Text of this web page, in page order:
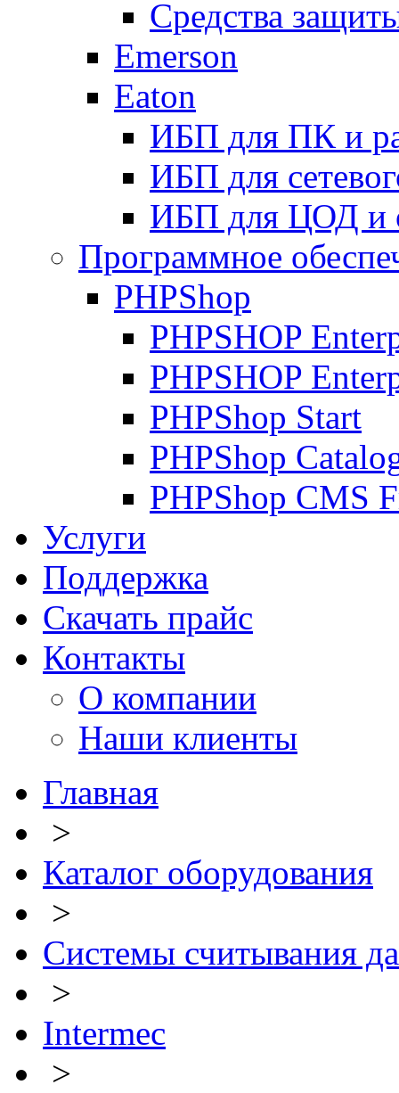
Средства
Emerson
Eaton
ИБП для ПК и
ИБП для
ИБП для ЦОД и
Программное
PHPShop
PHPSHOP
PHPSHOP
PHPShop Start
PHPShop
PHPShop CMS
Услуги
Поддержка
Скачать прайс
Контакты
О компании
Наши клиенты
Главная
>
Каталог оборудования
>
Системы считывания
>
Intermec
>